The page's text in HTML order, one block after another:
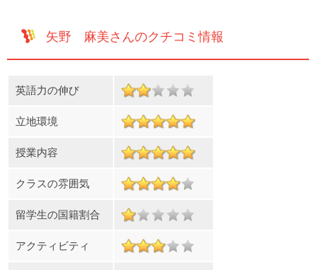
矢野 麻美さんのクチコミ情報
英語力の伸び
立地環境
授業内容
クラスの雰囲気
留学生の国籍割合
アクティビティ